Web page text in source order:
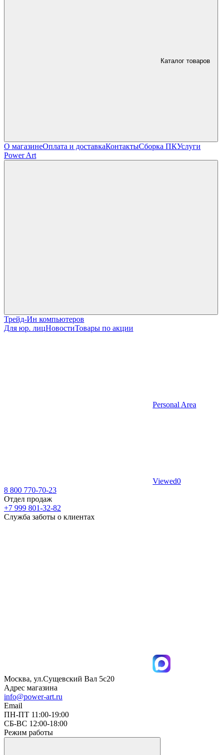
Каталог товаров
О магазинеОплата и доставкаКонтактыСборка ПКУслуги
Power Art
Трейд-Ин компьютеров
Для юр. лицНовостиТовары по акции
Personal Area
Viewed0
8 800 770-70-23
Отдел продаж
+7 999 801-32-82
Служба заботы о клиентах
Москва, ул.Сущевский Вал 5с20
Адрес магазина
info@power-art.ru
Email
ПН-ПТ 11:00-19:00
СБ-ВС 12:00-18:00
Режим работы